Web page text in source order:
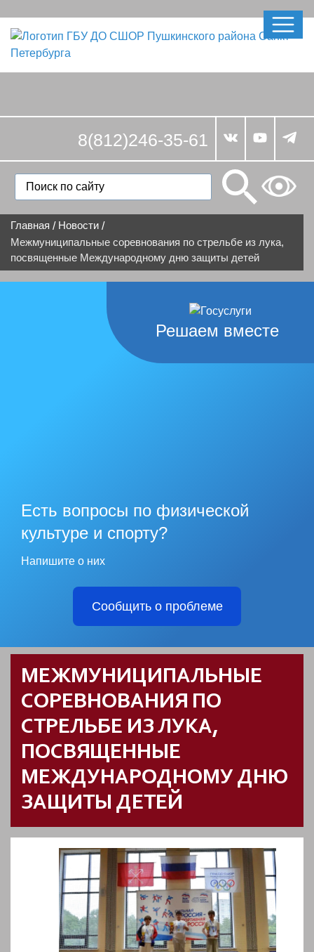
8(812)246-35-61
Главная / Новости /
Межмуниципальные соревнования по стрельбе из лука,
посвященные Международному дню защиты детей
Решаем вместе
Есть вопросы по физической
культуре и спорту?
Напишите о них
Сообщить о проблеме
МЕЖМУНИЦИПАЛЬНЫЕ
СОРЕВНОВАНИЯ ПО
СТРЕЛЬБЕ ИЗ ЛУКА,
ПОСВЯЩЕННЫЕ
МЕЖДУНАРОДНОМУ ДНЮ
ЗАЩИТЫ ДЕТЕЙ